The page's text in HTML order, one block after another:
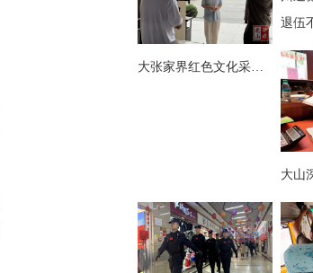
大张家界红色文化采访团来县茨岩塘镇采访